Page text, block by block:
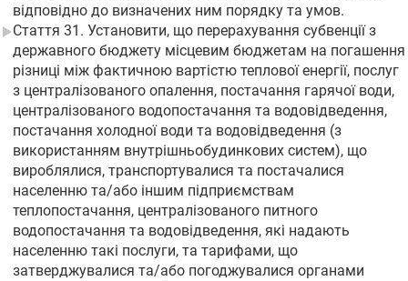
відповідно до визначених ним порядку та умов.
Стаття 31. Установити, що перерахування субвенції з
державного бюджету місцевим бюджетам на погашення
різниці між фактичною вартістю теплової енергії, послуг
з централізованого опалення, постачання гарячої води,
централізованого водопостачання та водовідведення,
постачання холодної води та водовідведення (з
використанням внутрішньобудинкових систем), що
вироблялися, транспортувалися та постачалися
населенню та/або іншим підприємствам
теплопостачання, централізованого питного
водопостачання та водовідведення, які надають
населенню такі послуги, та тарифами, що
затверджувалися та/або погоджувалися органами